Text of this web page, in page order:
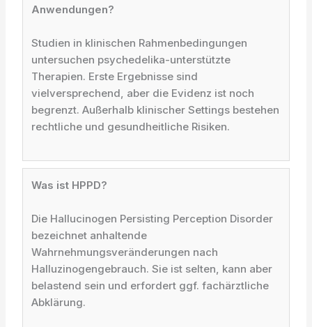
Anwendungen?
Studien in klinischen Rahmenbedingungen
untersuchen psychedelika-unterstützte
Therapien. Erste Ergebnisse sind
vielversprechend, aber die Evidenz ist noch
begrenzt. Außerhalb klinischer Settings bestehen
rechtliche und gesundheitliche Risiken.
Was ist HPPD?
Die Hallucinogen Persisting Perception Disorder
bezeichnet anhaltende
Wahrnehmungsveränderungen nach
Halluzinogengebrauch. Sie ist selten, kann aber
belastend sein und erfordert ggf. fachärztliche
Abklärung.